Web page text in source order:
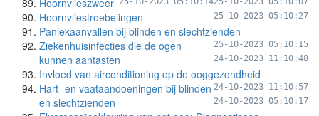
Hoornvlieszweer
Hoornvliestroebelingen 25-10-2023 05:10:27
Paniekaanvallen bij blinden en slechtzienden
25-10-2023 05:10:15
Ziekenhuisinfecties die de ogen
kunnen aantasten
24-10-2023 11:10:48
Invloed van airconditioning op de ooggezondheid
24-10-2023 11:10:57
Hart- en vaataandoeningen bij blinden
en slechtzienden
24-10-2023 05:10:17